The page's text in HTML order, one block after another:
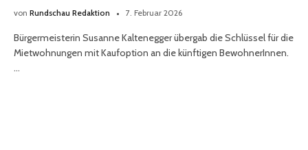
von Rundschau Redaktion 7. Februar 2026
Bürgermeisterin Susanne Kaltenegger übergab die Schlüssel für die
Mietwohnungen mit Kaufoption an die künftigen BewohnerInnen.
…